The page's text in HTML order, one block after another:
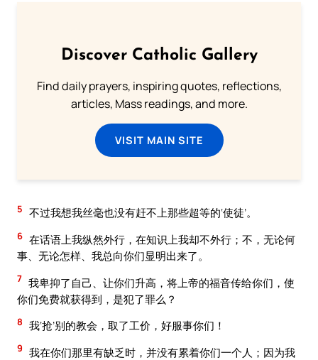
Discover Catholic Gallery
Find daily prayers, inspiring quotes, reflections,
articles, Mass readings, and more.
VISIT MAIN SITE
5 不过我想我丝毫也没有赶不上那些超等的‘使徒’。
6 在话语上我纵然外行，在知识上我却不外行；不，无论何
事、无论怎样、我总向你们显明出来了。
7 我卑抑了自己、让你们升高，将上帝的福音传给你们，使
你们免费就获得到，是犯了罪么？
8 我‘抢’别的教会，取了工价，好服事你们！
9 我在你们那里有缺乏时，并没有累着你们一个人；因为我